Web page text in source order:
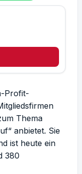
Profit-
Thema
anbietet. Sie
ist heute ein
380